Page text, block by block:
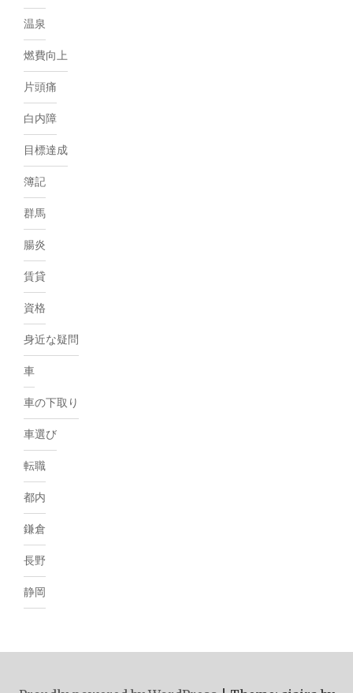
温泉
燃費向上
片頭痛
白内障
目標達成
簿記
群馬
腸炎
賃貸
資格
身近な疑問
車
車の下取り
車選び
転職
都内
鎌倉
長野
静岡